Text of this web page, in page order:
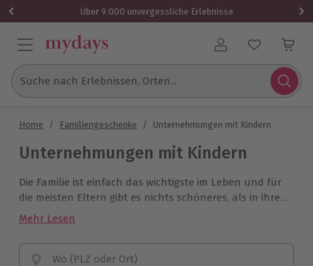
Über 9.000 unvergessliche Erlebnisse
Benutzerkonto
Suche nach Erlebnissen, Orten...
Home / Familiengeschenke / Unternehmungen mit Kindern
Unternehmungen mit Kindern
Die Familie ist einfach das wichtigste im Leben und für
die meisten Eltern gibt es nichts schöneres, als in ihrer
freien Zeit lustige Abenteuer mit ihren Kindern zu
Papas wahnsinnig über ein Erlebnis-Geschenk
zusammen mit dem Nachwuchs freuen.
Mehr Lesen
Wo (PLZ oder Ort)